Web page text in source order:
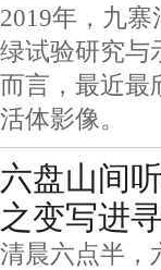
2019年，九
绿试验研究与
而言，最近最
活体影像。
六盘山间
之变写进
清晨六点半，